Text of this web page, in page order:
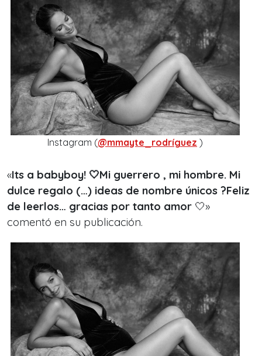
Instagram (@mmayte_rodríguez )
«Its a babyboy! 🤍Mi guerrero , mi hombre. Mi
dulce regalo (…) ideas de nombre únicos ?Feliz
de leerlos… gracias por tanto amor 🤍»
comentó en su publicación.